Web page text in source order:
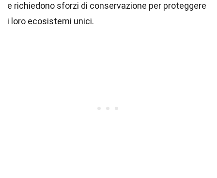
e richiedono sforzi di conservazione per proteggere
i loro ecosistemi unici.